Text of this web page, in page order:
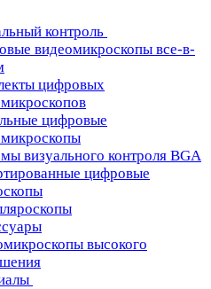
контроль
видеомикроскопы все-в-
цифровых
цифровые
визуального контроля BGA
цифровые
высокого